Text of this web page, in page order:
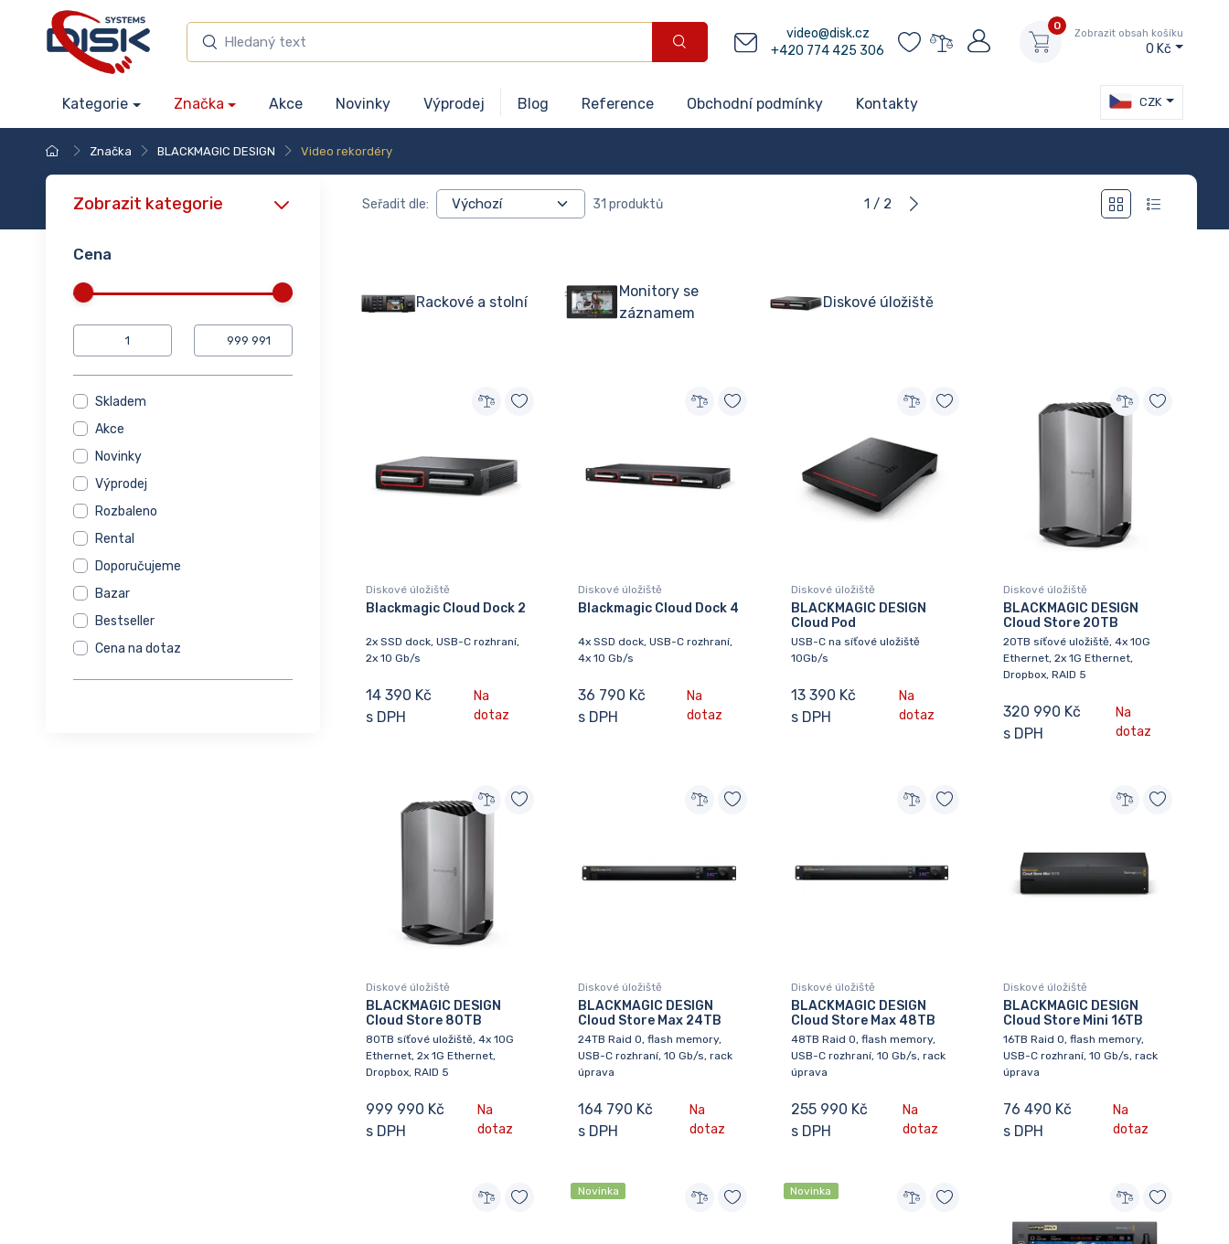
video@disk.cz
+420 774 425 306
0
Zobrazit obsah košíku
0 Kč
Kategorie Značka Akce Novinky Výprodej Blog Reference Obchodní podmínky Kontakty CZK
Značka BLACKMAGIC DESIGN Video rekordéry
Zobrazit kategorie
Cena
Skladem
Akce
Novinky
Výprodej
Rozbaleno
Rental
Doporučujeme
Bazar
Bestseller
Cena na dotaz
Seřadit dle: 31 produktů 1 / 2
Rackové a stolní
Monitory se
záznamem
Diskové úložiště
Diskové úložiště
Blackmagic Cloud Dock 2
2x SSD dock, USB-C rozhraní,
2x 10 Gb/s
14 390 Kč
s DPH
Na
dotaz
Diskové úložiště
Blackmagic Cloud Dock 4
4x SSD dock, USB-C rozhraní,
4x 10 Gb/s
36 790 Kč
s DPH
Na
dotaz
Diskové úložiště
BLACKMAGIC DESIGN
Cloud Pod
USB-C na síťové uložiště
10Gb/s
13 390 Kč
s DPH
Na
dotaz
Diskové úložiště
BLACKMAGIC DESIGN
Cloud Store 20TB
20TB síťové uložiště, 4x 10G
Ethernet, 2x 1G Ethernet,
Dropbox, RAID 5
320 990 Kč
s DPH
Na
dotaz
Diskové úložiště
BLACKMAGIC DESIGN
Cloud Store 80TB
80TB síťové uložiště, 4x 10G
Ethernet, 2x 1G Ethernet,
Dropbox, RAID 5
999 990 Kč
s DPH
Na
dotaz
Diskové úložiště
BLACKMAGIC DESIGN
Cloud Store Max 24TB
24TB Raid 0, flash memory,
USB-C rozhraní, 10 Gb/s, rack
úprava
164 790 Kč
s DPH
Na
dotaz
Diskové úložiště
BLACKMAGIC DESIGN
Cloud Store Max 48TB
48TB Raid 0, flash memory,
USB-C rozhraní, 10 Gb/s, rack
úprava
255 990 Kč
s DPH
Na
dotaz
Diskové úložiště
BLACKMAGIC DESIGN
Cloud Store Mini 16TB
16TB Raid 0, flash memory,
USB-C rozhraní, 10 Gb/s, rack
úprava
76 490 Kč
s DPH
Na
dotaz
Novinka Novinka